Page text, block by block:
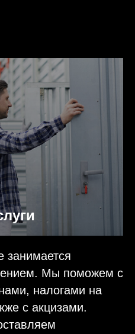
занимается
Мы поможем с
налогами на
с акцизами.